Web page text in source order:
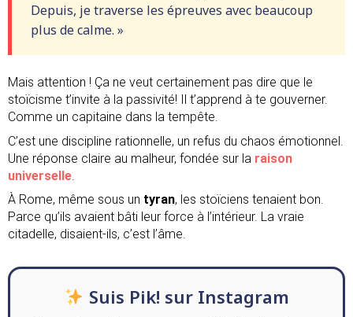
Depuis, je traverse les épreuves avec beaucoup
plus de calme. »
Mais attention ! Ça ne veut certainement pas dire que le
stoïcisme t’invite à la passivité! Il t’apprend à te gouverner.
Comme un capitaine dans la tempête.
C’est une discipline rationnelle, un refus du chaos émotionnel.
Une réponse claire au malheur, fondée sur la raison
universelle.
À Rome, même sous un tyran, les stoïciens tenaient bon.
Parce qu’ils avaient bâti leur force à l’intérieur. La vraie
citadelle, disaient-ils, c’est l’âme.
Suis Pik! sur Instagram